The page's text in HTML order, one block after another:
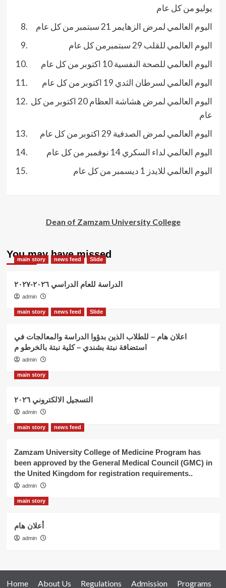
يوليو من كل عام
اليوم العالمي لمرض الزهايمر 21 سبتمبر من كل عام
اليوم العالمي للقلب 29 سبتمبرمن كل عام
اليوم العالمي للصحة النفسية 10 اكتوبر من كل عام
اليوم العالمي لسرطان الثدي 19 اكتوبر من كل عام
اليوم العالمي لمرض هشاشة العظام 20 اكتوبر من كل
عام
اليوم العالمي لمرض الصدفية 29 اكتوبر من كل عام
اليوم العالمي لداء السكري 14 نوفمبر من كل عام
اليوم العالمي للايدز 1 ديسمبر من كل عام
Dean of Zamzam University College
You may have missed
main story news feed Slide
الدراسة للعام الدراسي ٢٠٢٦-٢٠٢٧
admin
main story news feed Slide
اعلان هام – للطلاب الذين بدؤوا الدراسة والمعالجات في
استضافة نبتة بشندي – كلية نبتة بالخرطو م
admin
main story
التسجيل الالكتروني ٢٠٢٦
admin
main story news feed
Zamzam University College of Medicine Program has
been approved by the General Medical Council (GMC) in
the United Kingdom for registration requirements..
admin
main story
أعلان هام
admin
Home About Us Regulations Admission Programs